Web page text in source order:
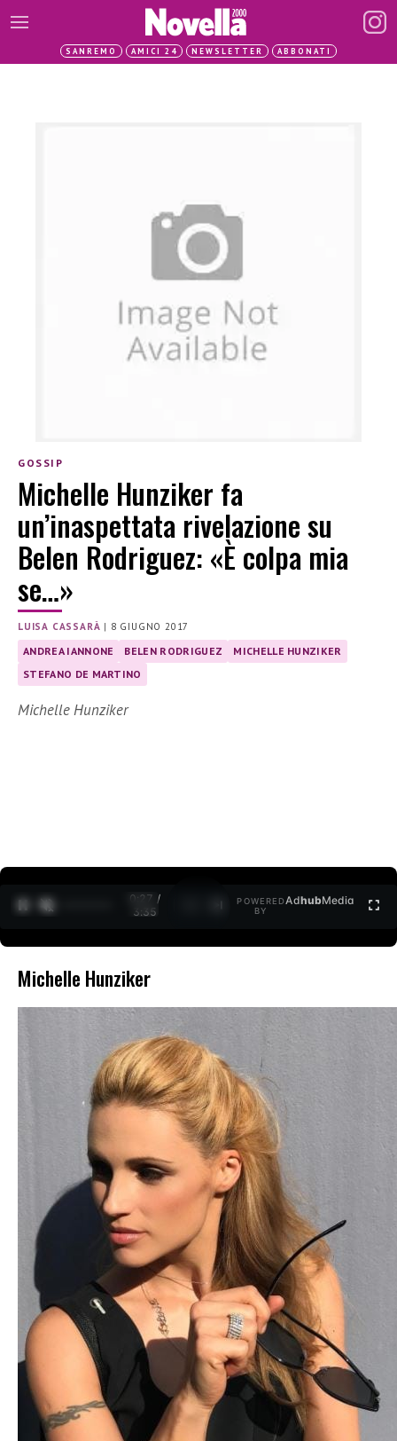
SANREMO AMICI 24 NEWSLETTER ABBONATI
GOSSIP
Michelle Hunziker fa
un’inaspettata rivelazione su
Belen Rodriguez: «È colpa mia
se…»
LUISA CASSARÀ | 8 GIUGNO 2017
ANDREA IANNONE BELEN RODRIGUEZ
MICHELLE HUNZIKER
STEFANO DE MARTINO
Michelle Hunziker
0:27 /
3:35
POWERED
BY
AdhubMedia
Michelle Hunziker